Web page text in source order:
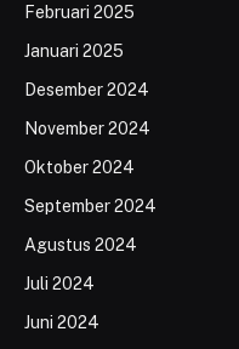
Februari 2025
Januari 2025
Desember 2024
November 2024
Oktober 2024
September 2024
Agustus 2024
Juli 2024
Juni 2024